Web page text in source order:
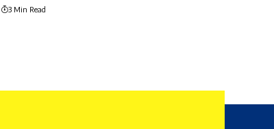
3 Min Read